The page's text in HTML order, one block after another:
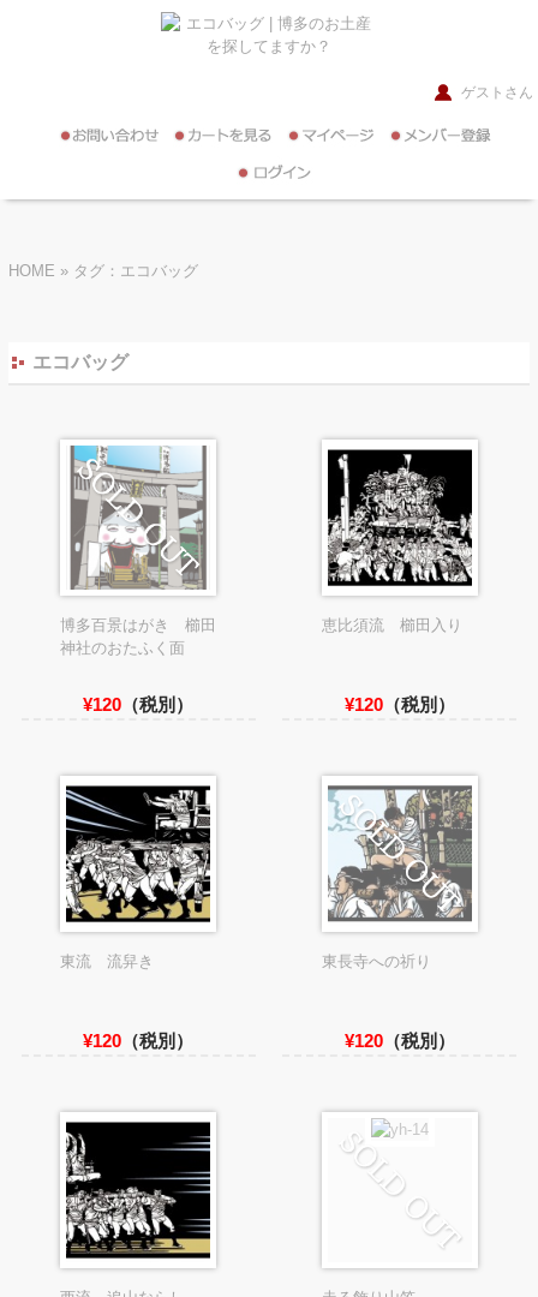
ゲストさん
HOME » タグ：エコバッグ
エコバッグ
博多百景はがき 櫛田
神社のおたふく面
¥120 （税別）
恵比須流 櫛田入り
¥120（税別）
東流 流舁き
¥120 （税別）
東長寺への祈り
¥120（税別）